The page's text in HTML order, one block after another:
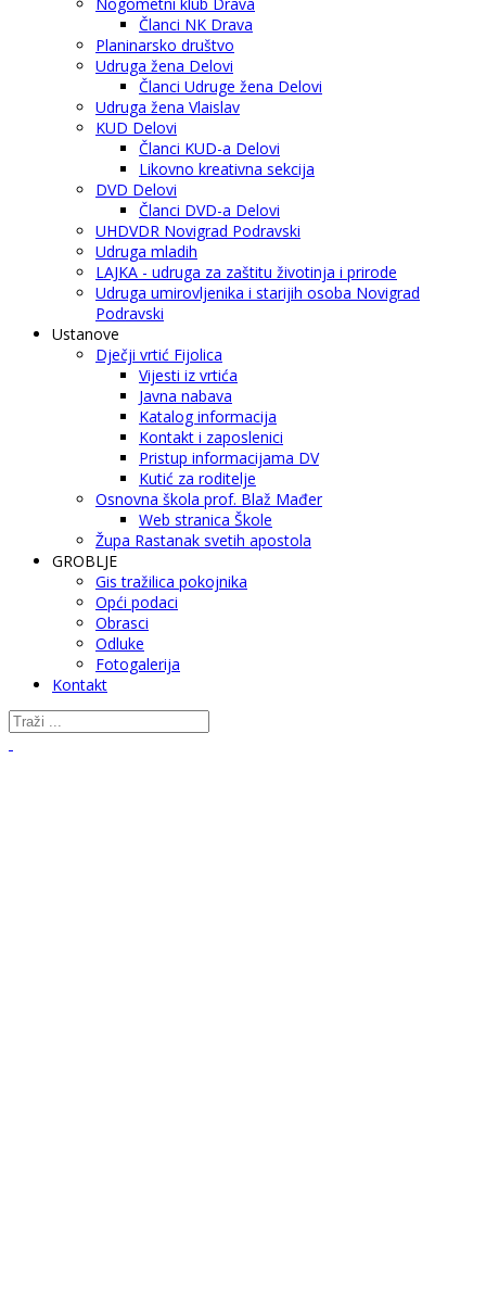
Članci NK Drava
Planinarsko društvo
Udruga žena Delovi
Članci Udruge žena Delovi
Udruga žena Vlaislav
KUD Delovi
Članci KUD-a Delovi
Likovno kreativna sekcija
DVD Delovi
Članci DVD-a Delovi
UHDVDR Novigrad Podravski
Udruga mladih
LAJKA - udruga za zaštitu životinja i prirode
Udruga umirovljenika i starijih osoba Novigrad
Podravski
Ustanove
Dječji vrtić Fijolica
Vijesti iz vrtića
Javna nabava
Katalog informacija
Kontakt i zaposlenici
Pristup informacijama DV
Kutić za roditelje
Osnovna škola prof. Blaž Mađer
Web stranica Škole
Župa Rastanak svetih apostola
GROBLJE
Gis tražilica pokojnika
Opći podaci
Obrasci
Odluke
Fotogalerija
Kontakt